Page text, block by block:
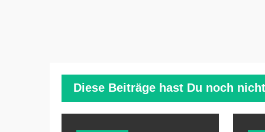
Diese Beiträge hast Du noch